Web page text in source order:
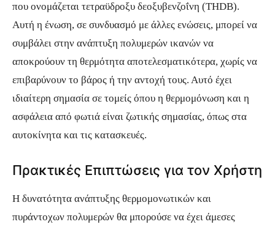
που ονομάζεται τετραϋδροξυ δεοξυβενζοΐνη (THDB).
Αυτή η ένωση, σε συνδυασμό με άλλες ενώσεις, μπορεί να
συμβάλει στην ανάπτυξη πολυμερών ικανών να
αποκρούουν τη θερμότητα αποτελεσματικότερα, χωρίς να
επιβαρύνουν το βάρος ή την αντοχή τους. Αυτό έχει
ιδιαίτερη σημασία σε τομείς όπου η θερμομόνωση και η
ασφάλεια από φωτιά είναι ζωτικής σημασίας, όπως στα
αυτοκίνητα και τις κατασκευές.
Πρακτικές Επιπτώσεις για τον Χρήστη
Η δυνατότητα ανάπτυξης θερμομονωτικών και
πυράντοχων πολυμερών θα μπορούσε να έχει άμεσες